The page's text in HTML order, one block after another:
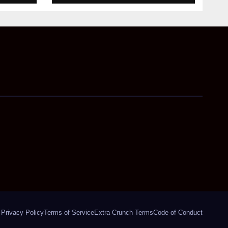
Privacy PolicyTerms of ServiceExtra Crunch TermsCode of Conduct